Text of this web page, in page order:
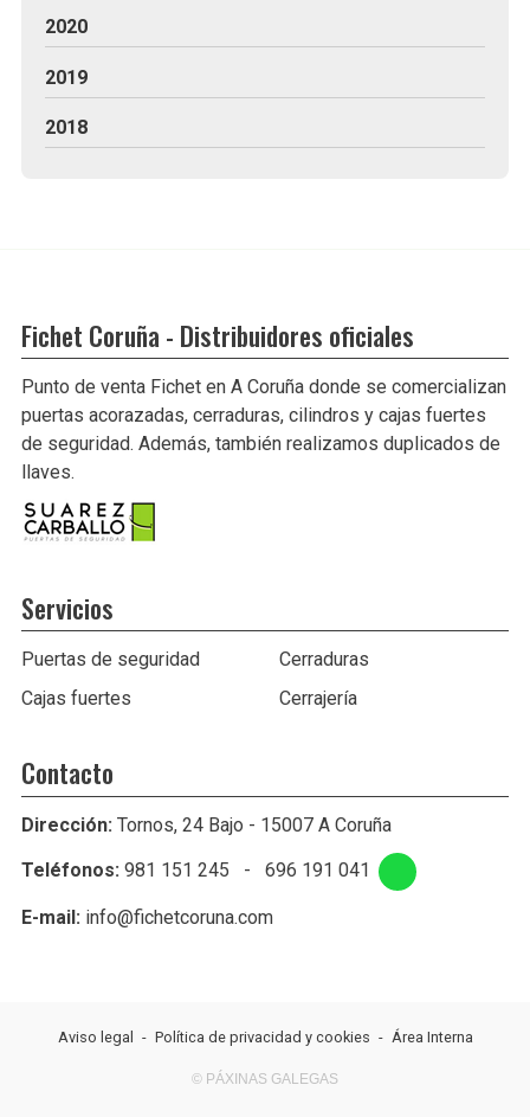
2020
2019
2018
Fichet Coruña - Distribuidores oficiales
Punto de venta Fichet en A Coruña donde se comercializan
puertas acorazadas, cerraduras, cilindros y cajas fuertes
de seguridad. Además, también realizamos duplicados de
llaves.
Servicios
Puertas de seguridad
Cerraduras
Cajas fuertes
Cerrajería
Contacto
Dirección: Tornos, 24 Bajo - 15007 A Coruña
Teléfonos: 981 151 245 - 696 191 041
E-mail: info@fichetcoruna.com
Aviso legal - Política de privacidad y cookies - Área Interna
© PÁXINAS GALEGAS